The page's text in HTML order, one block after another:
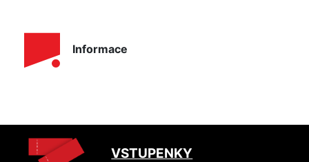
Informace
VSTUPENKY